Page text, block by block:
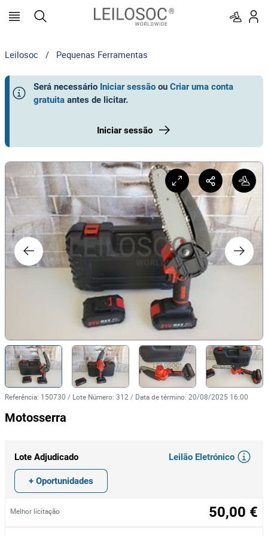
Leilosoc / Pequenas Ferramentas
Será necessário Iniciar sessão ou Criar uma conta
gratuita antes de licitar.
Iniciar sessão
Referência: 150730 / Lote Número: 312 / Data de término: 20/08/2025 16:00
Motosserra
Lote Adjudicado Leilão Eletrónico
+ Oportunidades
Melhor licitação 50,00 €